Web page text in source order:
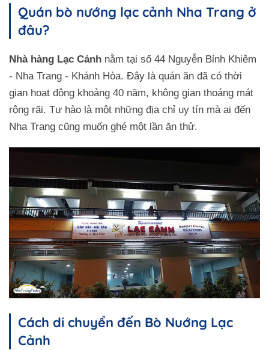
Quán bò nướng lạc cảnh Nha Trang ở
đâu?
Nhà hàng Lạc Cảnh nằm tại số 44 Nguyễn Bỉnh Khiêm
- Nha Trang - Khánh Hòa. Đây là quán ăn đã có thời
gian hoạt động khoảng 40 năm, không gian thoáng mát
rộng rãi. Tự hào là một những địa chỉ uy tín mà ai đến
Nha Trang cũng muốn ghé một lần ăn thử.
Cách di chuyển đến Bò Nuớng Lạc
Cảnh